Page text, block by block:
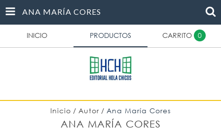
ANA MARÍA CORES
INICIO PRODUCTOS CARRITO 0
Inicio / Autor / Ana María Cores
ANA MARÍA CORES